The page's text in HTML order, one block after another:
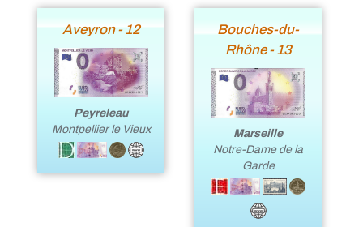
Aveyron - 12
Peyreleau
Montpellier le Vieux
Bouches-du-
Rhône - 13
Marseille
Notre-Dame de la
Garde